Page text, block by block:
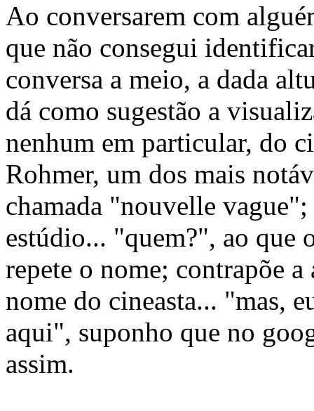
Ao conversarem com
que não consegui
conversa a meio, a dada
dá como sugestão a
nenhum em particular, do
Rohmer, um dos mais
chamada "nouvelle
estúdio... "quem?", ao que
repete o nome; contrapõe
nome do cineasta... "mas,
aqui", suponho que no
assim.